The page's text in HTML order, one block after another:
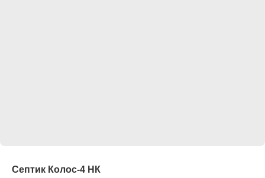
Септик Колос-4 НК